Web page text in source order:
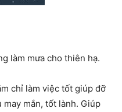
làm mưa cho thiên hạ.
chỉ làm việc tốt giúp đỡ
mắn, tốt lành. Giúp